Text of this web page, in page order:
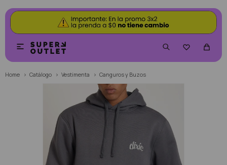


Home Catálogo Vestimenta Canguros y Buzos